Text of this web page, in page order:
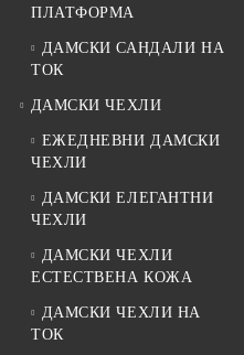
ПЛАТФОРМА
ДАМСКИ САНДАЛИ НА
ТОК
ДАМСКИ ЧЕХЛИ
ЕЖЕДНЕВНИ ДАМСКИ
ЧЕХЛИ
ДАМСКИ ЕЛЕГАНТНИ
ЧЕХЛИ
ДАМСКИ ЧЕХЛИ
ЕСТЕСТВЕНА КОЖА
ДАМСКИ ЧЕХЛИ НА
ТОК